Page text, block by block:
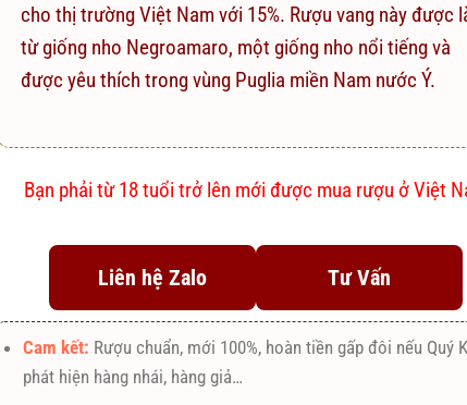
cho thị trường Việt Nam với 15%. Rượu vang này được
từ giống nho Negroamaro, một giống nho nổi tiếng và
được yêu thích trong vùng Puglia miền Nam nước Ý.
Bạn phải từ 18 tuổi trở lên mới được mua rượu ở Việt
Liên hệ Zalo Tư Vấn
Cam kết: Rượu chuẩn, mới 100%, hoàn tiền gấp đôi nếu Quý
phát hiện hàng nhái, hàng giả…